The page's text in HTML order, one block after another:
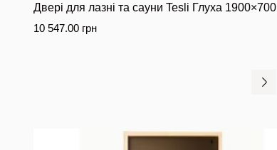
Двері для лазні та сауни Tesli Глуха 1900×700
10 547.00 грн